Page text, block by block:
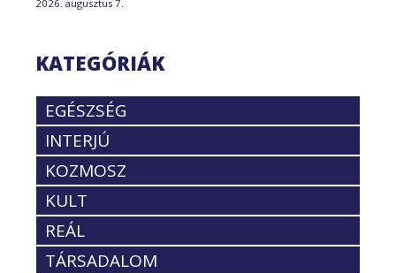
2026. augusztus 7.
KATEGÓRIÁK
EGÉSZSÉG
INTERJÚ
KOZMOSZ
KULT
REÁL
TÁRSADALOM